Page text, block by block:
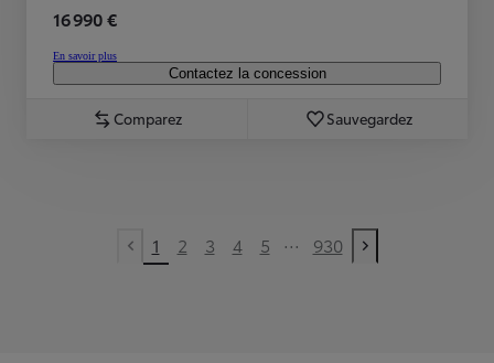
16 990 €
En savoir plus
Contactez la concession
Comparez Sauvegardez
Previous page
1 2 3 4 5 ... 930
Next page